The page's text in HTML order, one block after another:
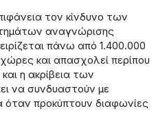
τον κίνδυνο των
αναγνώρισης
πάνω από 1.400.000
και απασχολεί περίπου
η ακρίβεια των
να συνδυαστούν με
όταν προκύπτουν διαφωνίες